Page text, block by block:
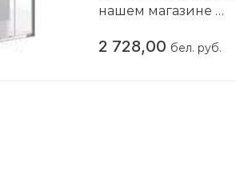
нашем магазине
2 728,00 бел. руб.